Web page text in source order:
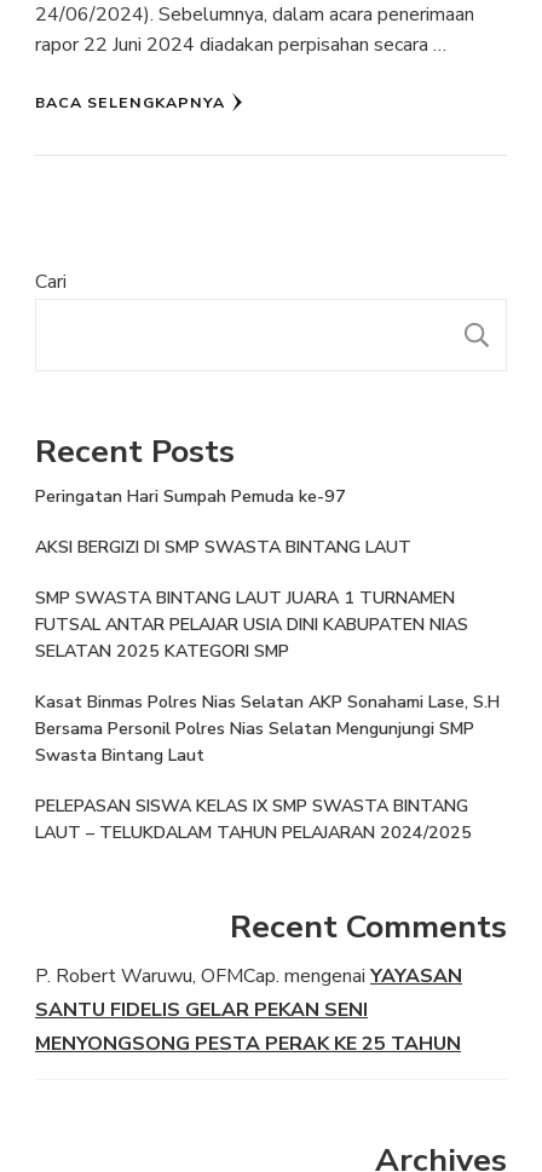
24/06/2024). Sebelumnya, dalam acara penerimaan
rapor 22 Juni 2024 diadakan perpisahan secara …
BACA SELENGKAPNYA
Cari
Recent Posts
Peringatan Hari Sumpah Pemuda ke-97
AKSI BERGIZI DI SMP SWASTA BINTANG LAUT
SMP SWASTA BINTANG LAUT JUARA 1 TURNAMEN
FUTSAL ANTAR PELAJAR USIA DINI KABUPATEN NIAS
SELATAN 2025 KATEGORI SMP
Kasat Binmas Polres Nias Selatan AKP Sonahami Lase, S.H
Bersama Personil Polres Nias Selatan Mengunjungi SMP
Swasta Bintang Laut
PELEPASAN SISWA KELAS IX SMP SWASTA BINTANG
LAUT – TELUKDALAM TAHUN PELAJARAN 2024/2025
Recent Comments
P. Robert Waruwu, OFMCap. mengenai YAYASAN
SANTU FIDELIS GELAR PEKAN SENI
MENYONGSONG PESTA PERAK KE 25 TAHUN
Archives